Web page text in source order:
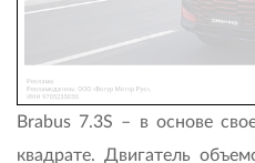
Brabus 7.3S – в основе
квадрате. Двигатель